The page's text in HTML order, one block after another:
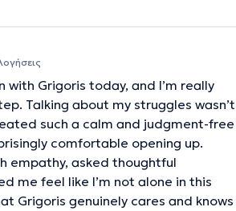
with Grigoris today, and I’m really
Talking about my struggles wasn’t
such a calm and judgment-free
comfortable opening up.
empathy, asked thoughtful
me feel like I’m not alone in this
Grigoris genuinely cares and knows